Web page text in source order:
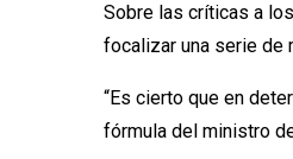
Sobre las críticas a
focalizar una serie de
“Es cierto que en
fórmula del ministro